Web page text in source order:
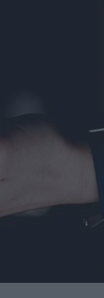
GLOBAL DE MARCA
GREEN
ASEGURADOR 2026
DELIVERY PRESIDENT